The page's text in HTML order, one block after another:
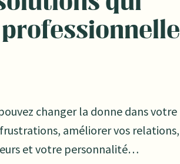
changer la donne dans votre
améliorer vos relations,
et votre personnalité…